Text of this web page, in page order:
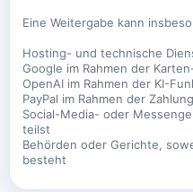
Eine Weitergabe kann
Hosting- und technische
Google im Rahmen der
OpenAI im Rahmen der KI-
PayPal im Rahmen der
Social-Media- oder
teilst
Behörden oder Gerichte,
besteht